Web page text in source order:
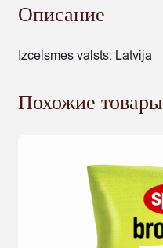
Описание
Izcelsmes valsts: Latvija
Похожие товары